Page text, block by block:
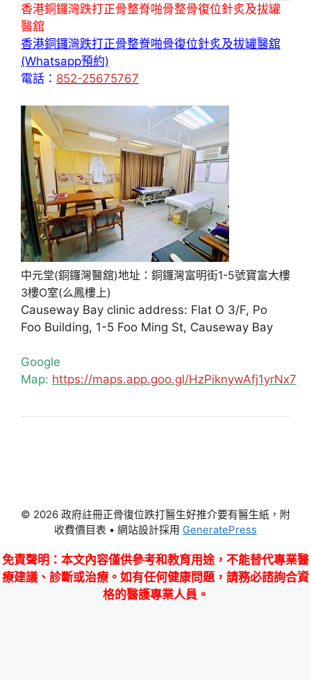
香港銅鑼灣跌打正骨整脊啪骨整骨復位針炙及拔罐
醫舘
香港銅鑼灣跌打正骨整脊啪骨復位針炙及拔罐醫舘
(Whatsapp預約)
電話： 852-25675767
中元堂(銅鑼灣醫舘)地址：銅鑼灣富明街1-5號寶富大樓
3樓O室(么鳳樓上)
Causeway Bay clinic address: Flat O 3/F, Po
Foo Building, 1-5 Foo Ming St, Causeway Bay
Google
Map: https://maps.app.goo.gl/HzPiknywAfj1yrNx7
© 2026 政府註冊正骨復位跌打醫生好推介要有醫生紙，附
收費價目表 • 網站設計採用 GeneratePress
免責聲明 ：本文內容僅供參考和教育用途，不能替代專業醫
療建議、診斷或治療。如有任何健康問題，請務必諮詢合資
格的醫護專業人員。